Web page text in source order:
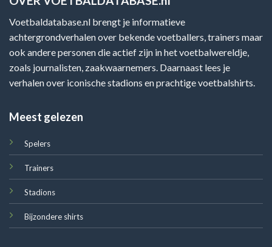
Voetbaldatabase.nl brengt je informatieve
achtergrondverhalen over bekende voetballers, trainers maar
ook andere personen die actief zijn in het voetbalwereldje,
zoals journalisten, zaakwaarnemers. Daarnaast lees je
verhalen over iconische stadions en prachtige voetbalshirts.
Meest gelezen
Spelers
Trainers
Stadions
Bijzondere shirts